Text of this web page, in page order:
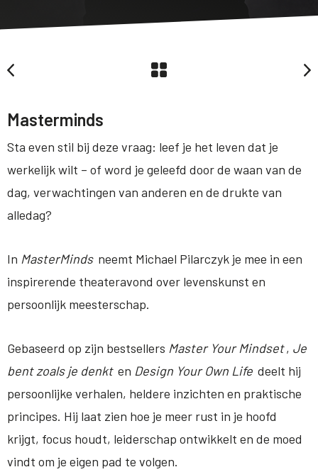
Masterminds
Sta even stil bij deze vraag: leef je het leven dat je
werkelijk wilt – of word je geleefd door de waan van de
dag, verwachtingen van anderen en de drukte van
alledag?
In MasterMinds neemt Michael Pilarczyk je mee in een
inspirerende theateravond over levenskunst en
persoonlijk meesterschap.
Gebaseerd op zijn bestsellers Master Your Mindset, Je
bent zoals je denkt en Design Your Own Life deelt hij
persoonlijke verhalen, heldere inzichten en praktische
principes. Hij laat zien hoe je meer rust in je hoofd
krijgt, focus houdt, leiderschap ontwikkelt en de moed
vindt om je eigen pad te volgen.